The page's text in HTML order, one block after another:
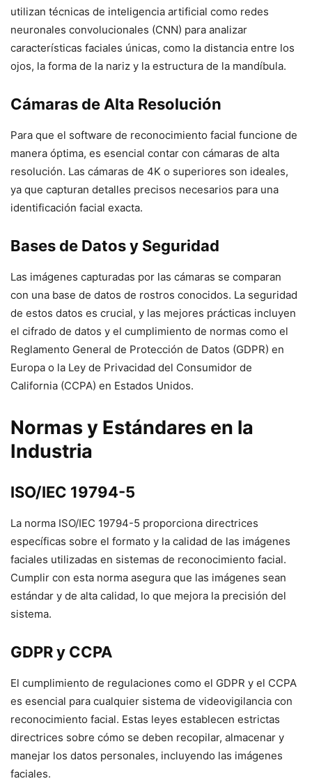
utilizan técnicas de inteligencia artificial como redes
neuronales convolucionales (CNN) para analizar
características faciales únicas, como la distancia entre los
ojos, la forma de la nariz y la estructura de la mandíbula.
Cámaras de Alta Resolución
Para que el software de reconocimiento facial funcione de
manera óptima, es esencial contar con cámaras de alta
resolución. Las cámaras de 4K o superiores son ideales,
ya que capturan detalles precisos necesarios para una
identificación facial exacta.
Bases de Datos y Seguridad
Las imágenes capturadas por las cámaras se comparan
con una base de datos de rostros conocidos. La seguridad
de estos datos es crucial, y las mejores prácticas incluyen
el cifrado de datos y el cumplimiento de normas como el
Reglamento General de Protección de Datos (GDPR) en
Europa o la Ley de Privacidad del Consumidor de
California (CCPA) en Estados Unidos.
Normas y Estándares en la
Industria
ISO/IEC 19794-5
La norma ISO/IEC 19794-5 proporciona directrices
específicas sobre el formato y la calidad de las imágenes
faciales utilizadas en sistemas de reconocimiento facial.
Cumplir con esta norma asegura que las imágenes sean
estándar y de alta calidad, lo que mejora la precisión del
sistema.
GDPR y CCPA
El cumplimiento de regulaciones como el GDPR y el CCPA
es esencial para cualquier sistema de videovigilancia con
reconocimiento facial. Estas leyes establecen estrictas
directrices sobre cómo se deben recopilar, almacenar y
manejar los datos personales, incluyendo las imágenes
faciales.